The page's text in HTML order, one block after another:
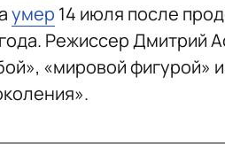
умер 14 июля после
Режиссер Дмитрий
«мировой фигурой»